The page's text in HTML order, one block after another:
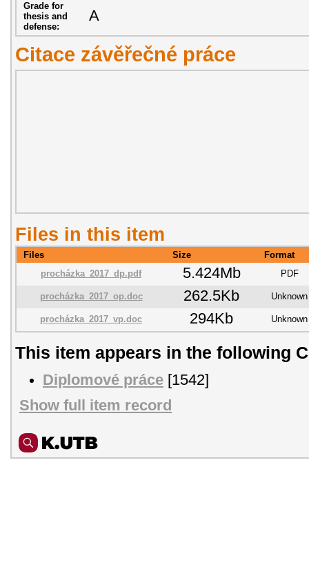
Grade for
thesis and
defense:
A
Citace závěřečné práce
Files in this item
Files Size
Format
procházka_2017_dp.pdf
5.424Mb PDF
procházka_2017_op.doc 262.5Kb Unknown
procházka_2017_vp.doc 294Kb Unknown
This item appears in the following
Diplomové práce [1542]
Show full item record